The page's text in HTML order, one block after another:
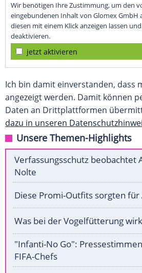
Wir benötigen Ihre Zustimmung, um den
eingebundenen Inhalt von Glomex GmbH
diesen mit einem Klick anzeigen lassen
deaktivieren.
jetzt aktivieren
Ich bin damit einverstanden, dass
angezeigt werden. Damit können
Daten an Drittplattformen
dazu in unseren
Unsere Themen-Highlights
Verfassungsschutz beobachtet
Nolte
Diese Promi-Outfits sorgten
Was bei der Vogelfütterung
"Infanti-No Go":
FIFA-Chefs